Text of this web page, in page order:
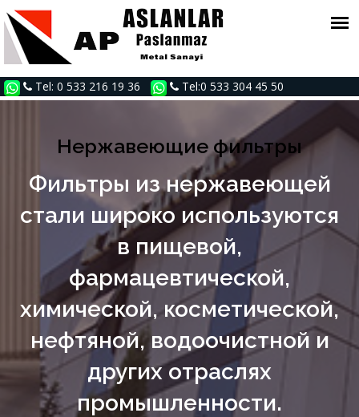
Tel: 0 533 216 19 36 Tel:0 533 304 45 50
Нержавеющие фильтры
Фильтры из нержавеющей
стали широко используются
в пищевой,
фармацевтической,
химической, косметической,
нефтяной, водоочистной и
других отраслях
промышленности.